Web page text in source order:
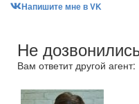
Напишите мне в VK
Не
Вам ответит другой агент: